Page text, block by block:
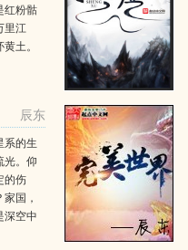
红粉骷
里江
土。
辰东
系的生
光。仰
的伤
国，
深空中